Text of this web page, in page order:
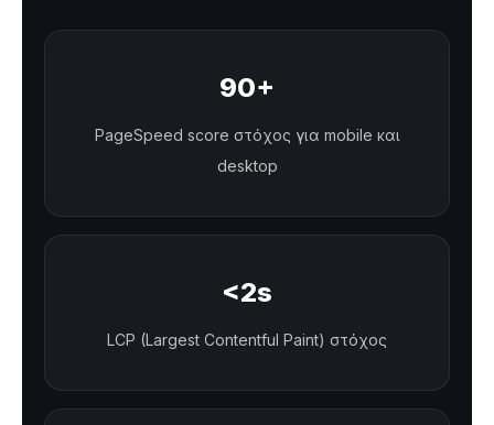
90+
PageSpeed score στόχος για mobile και
desktop
<2s
LCP (Largest Contentful Paint) στόχος